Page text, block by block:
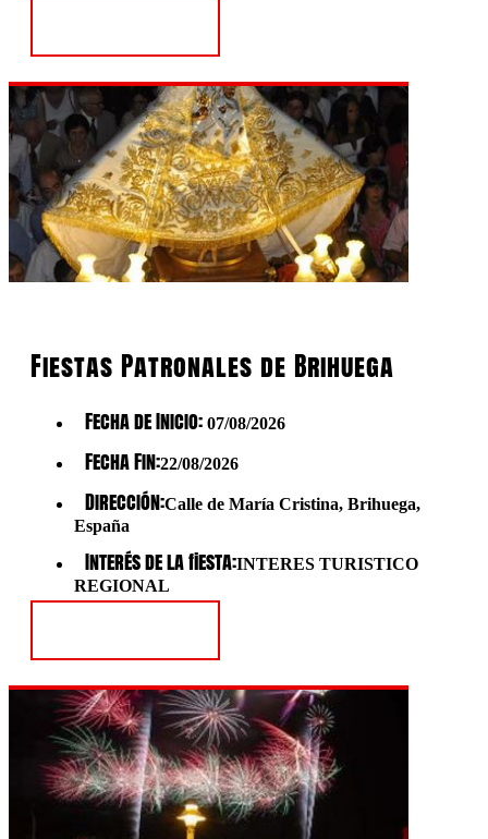
Fiestas Patronales de Brihuega
Fecha de Inicio: 07/08/2026
Fecha Fin:22/08/2026
Dirección:Calle de María Cristina, Brihuega,
España
Interés de la fiesta:INTERES TURISTICO
REGIONAL